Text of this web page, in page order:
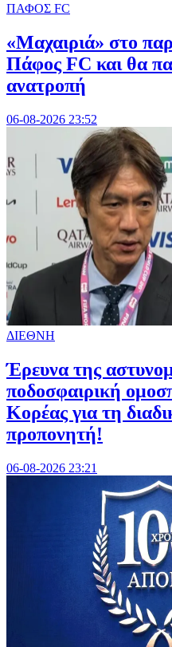
ΠΑΦΟΣ FC
«Μαχαιριά» στο
Πάφος FC και θα
ανατροπή
06-08-2026 23:52
ΔΙΕΘΝΗ
Έρευνα της
ποδοσφαιρική
Κορέας για τη
προπονητή!
06-08-2026 23:21